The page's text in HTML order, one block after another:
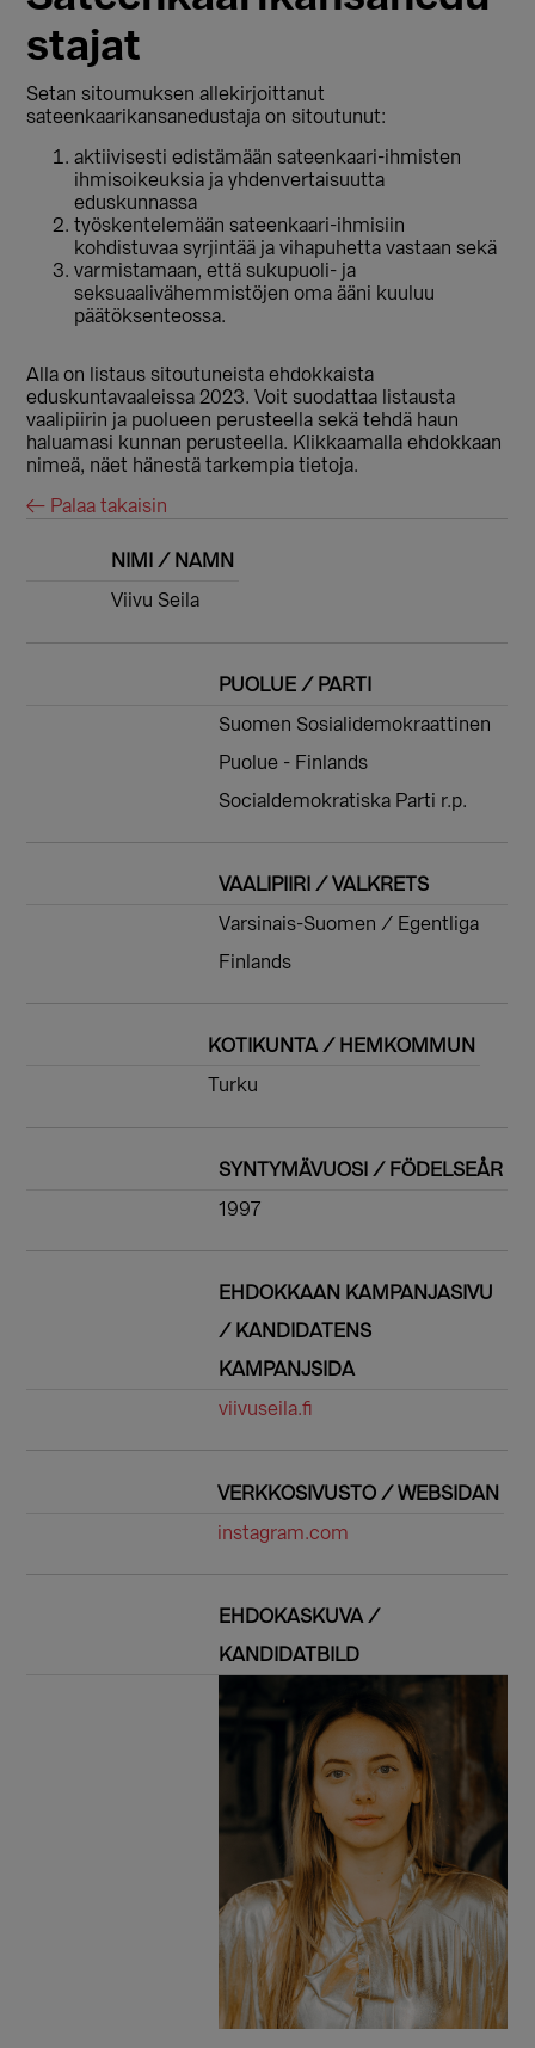
stajat
Setan sitoumuksen allekirjoittanut
sateenkaarikansanedustaja on sitoutunut:
aktiivisesti edistämään sateenkaari-ihmisten
ihmisoikeuksia ja yhdenvertaisuutta
eduskunnassa
työskentelemään sateenkaari-ihmisiin
kohdistuvaa syrjintää ja vihapuhetta vastaan sekä
varmistamaan, että sukupuoli- ja
seksuaalivähemmistöjen oma ääni kuuluu
päätöksenteossa.
Alla on listaus sitoutuneista ehdokkaista
eduskuntavaaleissa 2023. Voit suodattaa listausta
vaalipiirin ja puolueen perusteella sekä tehdä haun
haluamasi kunnan perusteella. Klikkaamalla ehdokkaan
nimeä, näet hänestä tarkempia tietoja.
← Palaa takaisin
NIMI / NAMN
Viivu Seila
PUOLUE / PARTI
Suomen Sosialidemokraattinen
Puolue - Finlands
Socialdemokratiska Parti r.p.
VAALIPIIRI / VALKRETS
Varsinais-Suomen / Egentliga
Finlands
KOTIKUNTA / HEMKOMMUN
Turku
SYNTYMÄVUOSI / FÖDELSEÅR
1997
EHDOKKAAN KAMPANJASIVU
/ KANDIDATENS
KAMPANJSIDA
viivuseila.fi
VERKKOSIVUSTO / WEBSIDAN
instagram.com
EHDOKASKUVA /
KANDIDATBILD